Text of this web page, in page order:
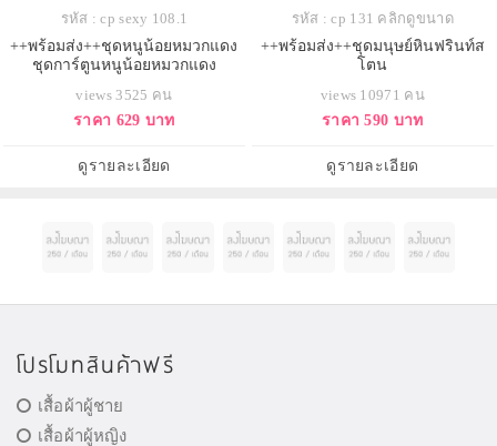
รหัส : cp sexy 108.1
++พร้อมส่ง++ชุดหนูน้อยหมวกแดง
ชุดการ์ตูนหนูน้อยหมวกแดง
views 3525 คน
ราคา 629 บาท
ดูรายละเอียด
รหัส : cp 131 คลิกดูขนาด
++พร้อมส่ง++ชุดมนุษย์หินฟรินท์ส
โตน
views 10971 คน
ราคา 590 บาท
ดูรายละเอียด
โปรโมทสินค้าฟรี
เสื้อผ้าผู้ชาย
เสื้อผ้าผู้หญิง